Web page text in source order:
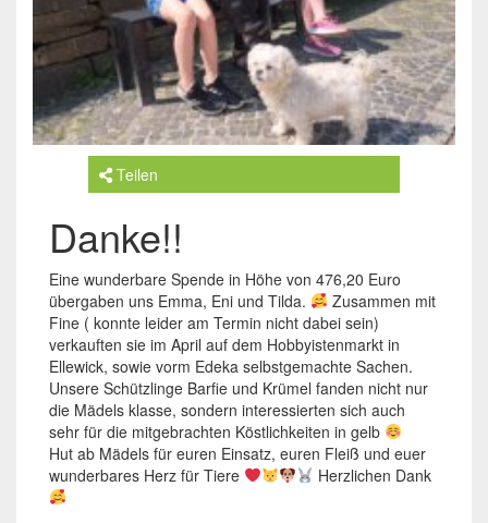
Teilen
Danke!!
Eine wunderbare Spende in Höhe von 476,20 Euro
übergaben uns Emma, Eni und Tilda.
Zusammen mit
Fine ( konnte leider am Termin nicht dabei sein)
verkauften sie im April auf dem Hobbyistenmarkt in
Ellewick, sowie vorm Edeka selbstgemachte Sachen.
Unsere Schützlinge Barfie und Krümel fanden nicht nur
die Mädels klasse, sondern interessierten sich auch
sehr für die mitgebrachten Köstlichkeiten in gelb
Hut ab Mädels für euren Einsatz, euren Fleiß und euer
wunderbares Herz für Tiere
Herzlichen Dank